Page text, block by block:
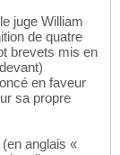
juge William
de quatre
brevets mis en
en faveur
sa propre
anglais «